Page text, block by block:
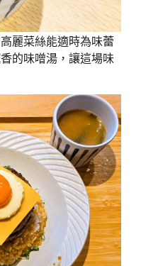
麗菜絲能適時為味蕾
的味噌湯，讓這場味